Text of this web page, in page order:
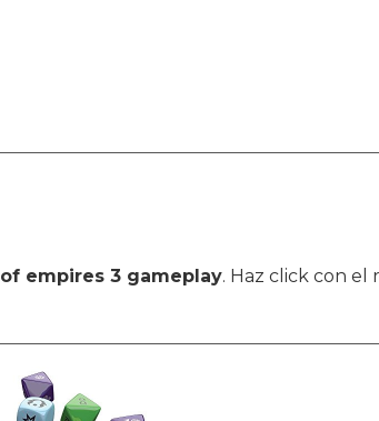
empires 3 gameplay. Haz click con el